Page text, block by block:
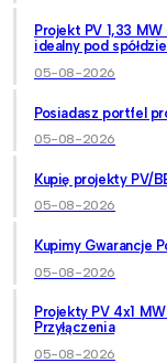
Projekt PV 1,33
idealny pod
05-08-2026
Posiadasz portfel
05-08-2026
Kupię projekty PV/
05-08-2026
Kupimy Gwarancje
05-08-2026
Projekty PV 4x1
Przyłączenia
05-08-2026